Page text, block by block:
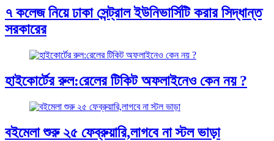
৭ কলেজ নিয়ে ঢাকা সেন্ট্রাল ইউনিভার্সিটি করার সিদ্ধান্ত
সরকারের
হাইকোর্টের রুল:রেলের টিকিট অফলাইনেও কেন নয় ?
বইমেলা শুরু ২৫ ফেব্রুয়ারি,লাগবে না স্টল ভাড়া